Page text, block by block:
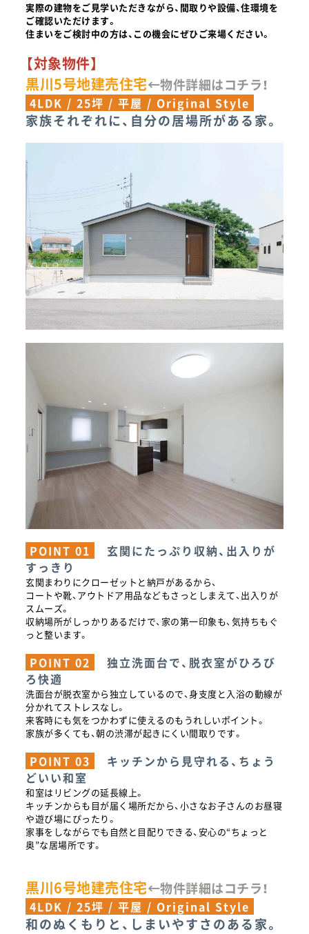
実際の建物をご見学いただきながら、間取りや設備、住環境を
ご確認いただけます。
住まいをご検討中の方は、この機会にぜひご来場ください。
【対象物件】
黒川5号地建売住宅←物件詳細はコチラ！
4LDK / 25坪 / 平屋 / Original Style
家族それぞれに、自分の居場所がある家。
POINT 01
玄関にたっぷり収納、出入りが
すっきり
玄関まわりにクローゼットと納戸があるから、
コートや靴、アウトドア用品などもさっとしまえて、出入りが
スムーズ。
収納場所がしっかりあるだけで、家の第一印象も、気持ちもぐ
っと整います。
POINT 02
独立洗面台で、脱衣室がひろび
ろ快適
洗面台が脱衣室から独立しているので、身支度と入浴の動線が
分かれてストレスなし。
来客時にも気をつかわずに使えるのもうれしいポイント。
家族が多くても、朝の渋滞が起きにくい間取りです。
POINT 03
キッチンから見守れる、ちょう
どいい和室
和室はリビングの延長線上。
キッチンからも目が届く場所だから、小さなお子さんのお昼寝
や遊び場にぴったり。
家事をしながらでも自然と目配りできる、安心の“ちょっと
奥”な居場所です。
黒川6号地建売住宅←物件詳細はコチラ！
4LDK / 25坪 / 平屋 / Original Style
和のぬくもりと、しまいやすさのある家。